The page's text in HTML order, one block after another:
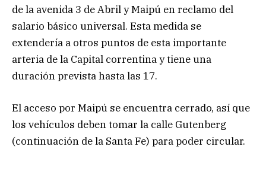
de la avenida 3 de Abril y Maipú en reclamo del
salario básico universal. Esta medida se
extendería a otros puntos de esta importante
arteria de la Capital correntina y tiene una
duración prevista hasta las 17.
El acceso por Maipú se encuentra cerrado, así que
los vehículos deben tomar la calle Gutenberg
(continuación de la Santa Fe) para poder circular.